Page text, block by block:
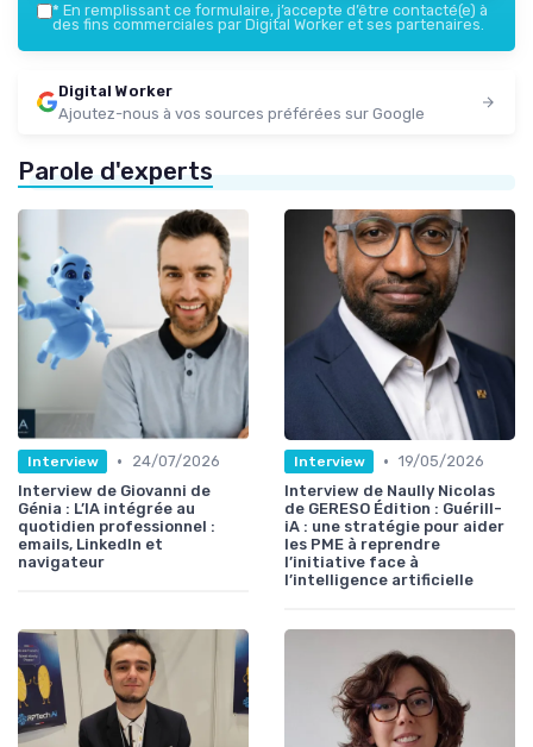
* En remplissant ce formulaire, j’accepte d’être contacté(e) à
des fins commerciales par Digital Worker et ses partenaires.
Digital Worker
Ajoutez-nous à vos sources préférées sur Google
Parole d'experts
Interview •
24/07/2026
Interview de Giovanni de
Génia : L’IA intégrée au
quotidien professionnel :
emails, LinkedIn et
navigateur
Interview • 19/05/2026
Interview de Naully Nicolas
de GERESO Édition : Guérill-
iA : une stratégie pour aider
les PME à reprendre
l’initiative face à
l’intelligence artificielle